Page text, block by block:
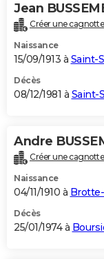
Jean
Créer une
Naissance
15/09/1913 à Saint-
Décès
08/12/1981 à Saint-
Andre
Créer une
Naissance
04/11/1910 à
Décès
25/01/1974 à